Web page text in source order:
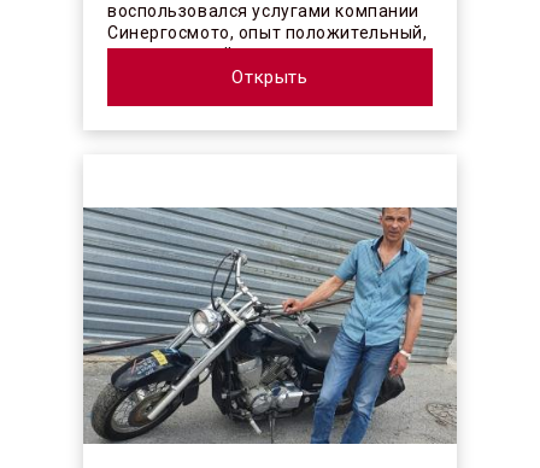
воспользовался услугами компании
Синергосмото, опыт положительный,
коллектив действительно
профессионалы своего ...
Открыть